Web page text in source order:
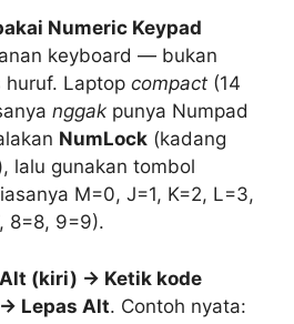
Numeric Keypad
keyboard — bukan
huruf. Laptop compact (14
nggak punya Numpad
NumLock (kadang
lalu gunakan tombol
M=0, J=1, K=2, L=3,
8=8, 9=9).
Alt (kiri) → Ketik kode
Lepas Alt. Contoh nyata: